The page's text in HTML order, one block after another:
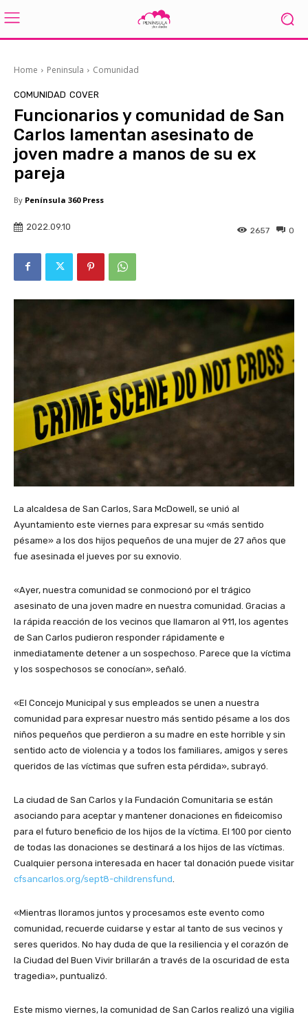
Home Peninsula Comunidad
COMUNIDAD COVER
Funcionarios y comunidad de San
Carlos lamentan asesinato de
joven madre a manos de su ex
pareja
By Península 360 Press
2022.09.10 0
2657
La alcaldesa de San Carlos, Sara McDowell, se unió al
Ayuntamiento este viernes para expresar su «más sentido
pésame» a los dos hijos pequeños de una mujer de 27 años que
fue asesinada el jueves por su exnovio.
«Ayer, nuestra comunidad se conmocionó por el trágico
asesinato de una joven madre en nuestra comunidad. Gracias a
la rápida reacción de los vecinos que llamaron al 911, los agentes
de San Carlos pudieron responder rápidamente e
inmediatamente detener a un sospechoso. Parece que la víctima
y los sospechosos se conocían», señaló.
«El Concejo Municipal y sus empleados se unen a nuestra
comunidad para expresar nuestro más sentido pésame a los dos
niños pequeños que perdieron a su madre en este horrible y sin
sentido acto de violencia y a todos los familiares, amigos y seres
queridos de las víctimas que sufren esta pérdida», subrayó.
La ciudad de San Carlos y la Fundación Comunitaria se están
asociando para aceptar y mantener donaciones en fideicomiso
para el futuro beneficio de los hijos de la víctima. El 100 por ciento
de todas las donaciones se destinará a los hijos de las víctimas.
Cualquier persona interesada en hacer tal donación puede visitar
cfsancarlos.org/sept8-childrensfund
«Mientras lloramos juntos y procesamos este evento como
comunidad, recuerde cuidarse y estar al tanto de sus vecinos y
seres queridos. No hay duda de que la resiliencia y el corazón de
la Ciudad del Buen Vivir brillarán a través de la oscuridad de esta
tragedia», puntualizó.
Este mismo viernes, la comunidad de San Carlos realizó una vigilia